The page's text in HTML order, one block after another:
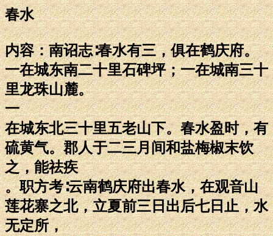
春水
内容：南诏志∶春水有三，俱在鹤庆府。
一在城东南二十里石碑坪；一在城南三十
里龙珠山麓。
一
在城东北三十里五老山下。春水盈时，有
硫黄气。郡人于二三月间和盐梅椒末饮
之，能祛疾
。职方考∶云南鹤庆府出春水，在观音山
莲花寨之北，立夏前三日出后七日止，水
无定所，